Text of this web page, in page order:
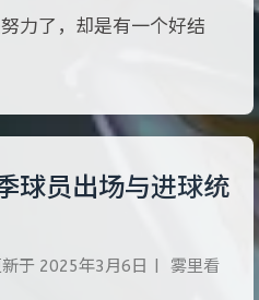
力了，却是有一个好结
球员出场与进球统
于 2025年3月6日
雾里看